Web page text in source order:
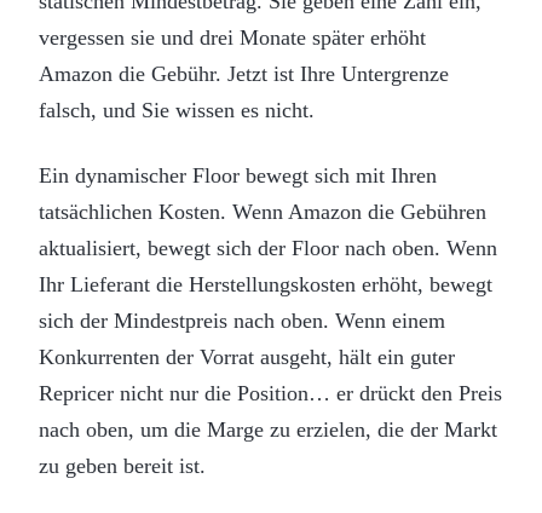
vergessen sie und drei Monate später erhöht
Amazon die Gebühr. Jetzt ist Ihre Untergrenze
falsch, und Sie wissen es nicht.
Ein dynamischer Floor bewegt sich mit Ihren
tatsächlichen Kosten. Wenn Amazon die Gebühren
aktualisiert, bewegt sich der Floor nach oben. Wenn
Ihr Lieferant die Herstellungskosten erhöht, bewegt
sich der Mindestpreis nach oben. Wenn einem
Konkurrenten der Vorrat ausgeht, hält ein guter
Repricer nicht nur die Position… er drückt den Preis
nach oben, um die Marge zu erzielen, die der Markt
zu geben bereit ist.